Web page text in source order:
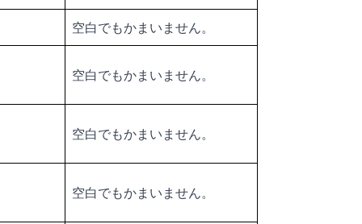
空白でもかまいません。
空白でもかまいません。
空白でもかまいません。
空白でもかまいません。